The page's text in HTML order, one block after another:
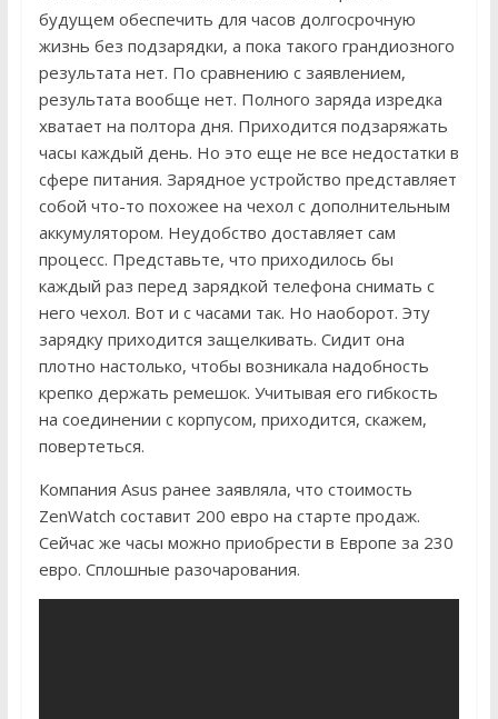
будущем обеспечить для часов долгосрочную
жизнь без подзарядки, а пока такого грандиозного
результата нет. По сравнению с заявлением,
результата вообще нет. Полного заряда изредка
хватает на полтора дня. Приходится подзаряжать
часы каждый день. Но это еще не все недостатки в
сфере питания. Зарядное устройство представляет
собой что-то похожее на чехол с дополнительным
аккумулятором. Неудобство доставляет сам
процесс. Представьте, что приходилось бы
каждый раз перед зарядкой телефона снимать с
него чехол. Вот и с часами так. Но наоборот. Эту
зарядку приходится защелкивать. Сидит она
плотно настолько, чтобы возникала надобность
крепко держать ремешок. Учитывая его гибкость
на соединении с корпусом, приходится, скажем,
повертеться.
Компания Asus ранее заявляла, что стоимость
ZenWatch составит 200 евро на старте продаж.
Сейчас же часы можно приобрести в Европе за 230
евро. Сплошные разочарования.